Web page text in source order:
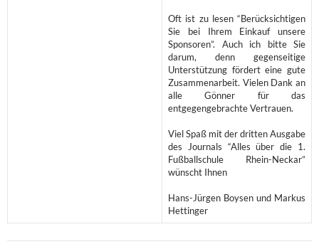
Oft ist zu lesen “Berücksichtigen
Sie bei Ihrem Einkauf unsere
Sponsoren”. Auch ich bitte Sie
darum, denn gegenseitige
Unterstützung fördert eine gute
Zusammenarbeit. Vielen Dank an
alle Gönner für das
entgegengebrachte Vertrauen.
Viel Spaß mit der dritten Ausgabe
des Journals “Alles über die 1.
Fußballschule Rhein-Neckar”
wünscht Ihnen
Hans-Jürgen Boysen und Markus
Hettinger